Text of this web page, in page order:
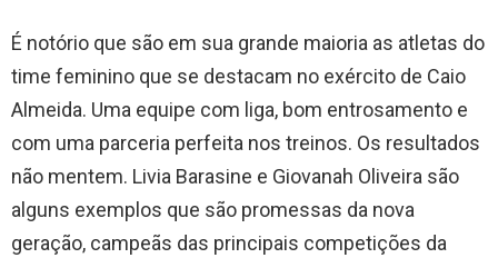
É notório que são em sua grande maioria as atletas do
time feminino que se destacam no exército de Caio
Almeida. Uma equipe com liga, bom entrosamento e
com uma parceria perfeita nos treinos. Os resultados
não mentem. Livia Barasine e Giovanah Oliveira são
alguns exemplos que são promessas da nova
geração, campeãs das principais competições da